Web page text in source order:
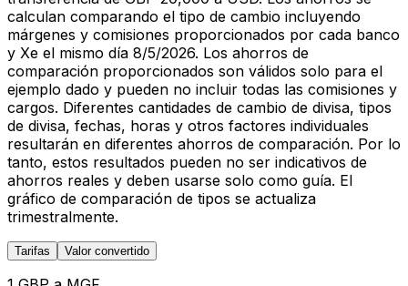
calculan comparando el tipo de cambio incluyendo
márgenes y comisiones proporcionados por cada banco
y Xe el mismo día 8/5/2026. Los ahorros de
comparación proporcionados son válidos solo para el
ejemplo dado y pueden no incluir todas las comisiones y
cargos. Diferentes cantidades de cambio de divisa, tipos
de divisa, fechas, horas y otros factores individuales
resultarán en diferentes ahorros de comparación. Por lo
tanto, estos resultados pueden no ser indicativos de
ahorros reales y deben usarse solo como guía. El
gráfico de comparación de tipos se actualiza
trimestralmente.
Tarifas Valor convertido